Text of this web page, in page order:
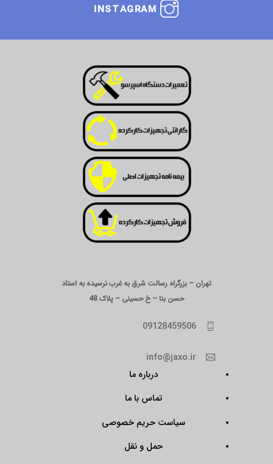
INSTAGRAM
تهران – بزرگراه رسالت شرق به غرب نرسیده به استاد
حسن بنا – خ حسینی – پلاک 48
09128459506
info@jaxo.ir
درباره ما
تماس با ما
سیاست حریم خصوصی
حمل و نقل